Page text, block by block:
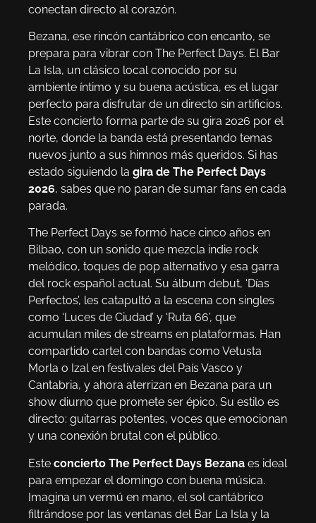
conectan directo al corazón.
Bezana, ese rincón cantábrico con encanto, se
prepara para vibrar con The Perfect Days. El Bar
La Isla, un clásico local conocido por su
ambiente íntimo y su buena acústica, es el lugar
perfecto para disfrutar de un directo sin artificios.
Este concierto forma parte de su gira 2026 por el
norte, donde la banda está presentando temas
nuevos junto a sus himnos más queridos. Si has
estado siguiendo la gira de The Perfect Days
2026, sabes que no paran de sumar fans en cada
parada.
The Perfect Days se formó hace cinco años en
Bilbao, con un sonido que mezcla indie rock
melódico, toques de pop alternativo y esa garra
del rock español actual. Su álbum debut, ‘Días
Perfectos’, les catapultó a la escena con singles
como ‘Luces de Ciudad’ y ‘Ruta 66’, que
acumulan miles de streams en plataformas. Han
compartido cartel con bandas como Vetusta
Morla o Izal en festivales del País Vasco y
Cantabria, y ahora aterrizan en Bezana para un
show diurno que promete ser épico. Su estilo es
directo: guitarras potentes, voces que emocionan
y una conexión brutal con el público.
Este concierto The Perfect Days Bezana es ideal
para empezar el domingo con buena música.
Imagina un vermú en mano, el sol cantábrico
filtrándose por las ventanas del Bar La Isla y la